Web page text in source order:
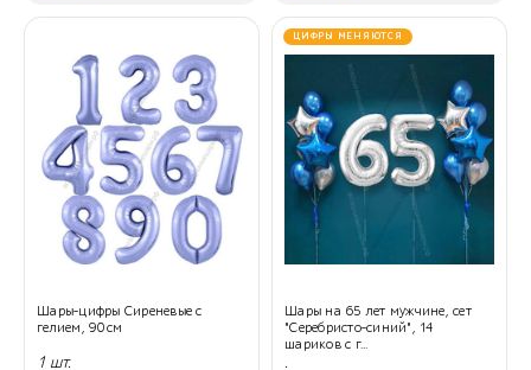
Шары-цифры Сиреневые с
гелием, 90см
1 шт.
ЦИФРЫ МЕНЯЮТСЯ
Шары на 65 лет мужчине, сет
"Серебристо-синий", 14
шариков с г...
.